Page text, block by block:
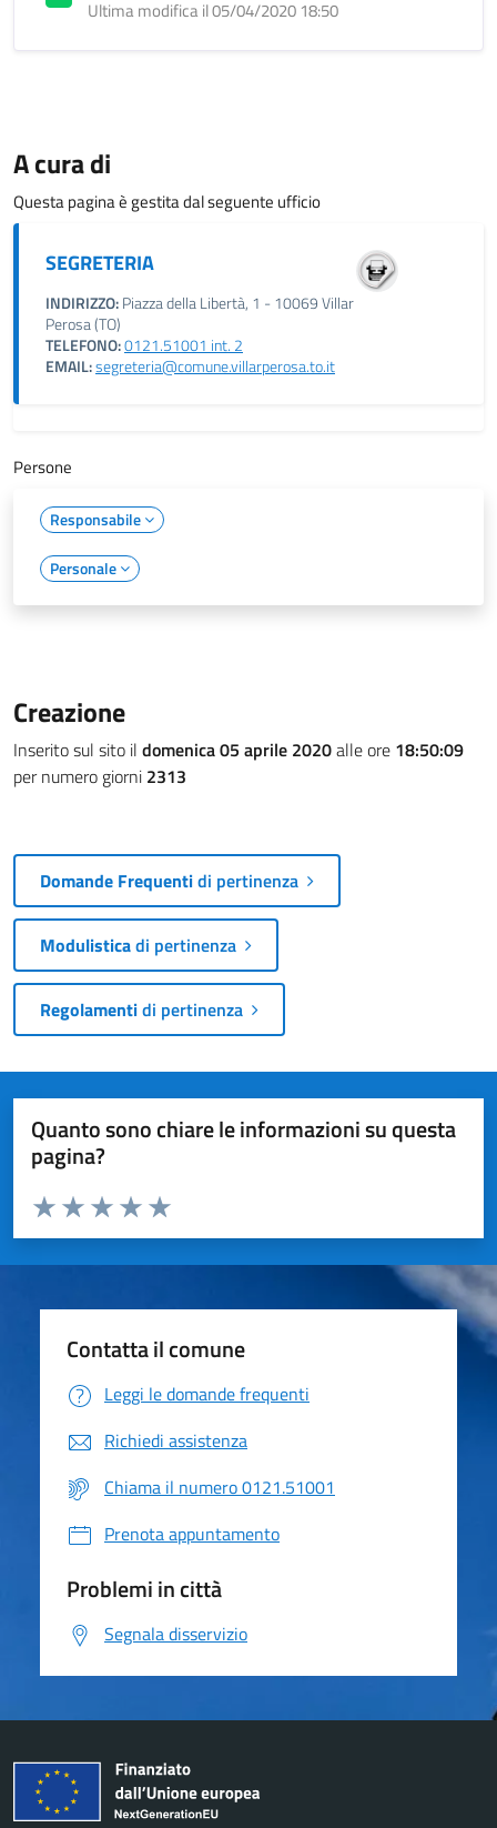
Ultima modifica il 05/04/2020 18:50
A cura di
Questa pagina è gestita dal seguente ufficio
SEGRETERIA
INDIRIZZO:Piazza della Libertà, 1 - 10069 Villar
Perosa (TO)
TELEFONO:0121.51001 int. 2
EMAIL:segreteria@comune.villarperosa.to.it
Persone
Responsabile
Personale
Creazione
Inserito sul sito il domenica 05 aprile 2020alle ore 18:50:09
per numero giorni 2313
Domande Frequentidi pertinenza
Modulisticadi pertinenza
Regolamentidi pertinenza
Quanto sono chiare le informazioni su questa
pagina?
Valuta da 1 a 5 stelle la pagina
Valuta 5 stelle su 5
Valuta 4 stelle su 5
Valuta 3 stelle su 5
Valuta 2 stelle su 5
Valuta 1 stelle su 5
Contatta il comune
Leggi le domande frequenti
Richiedi assistenza
Chiama il numero 0121.51001
Prenota appuntamento
Problemi in città
Segnala disservizio